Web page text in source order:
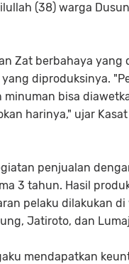
(38) warga
Zat berbahaya
diproduksinya.
bisa
harinya," ujar
penjualan
3 tahun. Hasil
pelaku dilakukan
Jatiroto, dan
mendapatkan